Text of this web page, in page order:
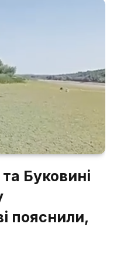
Буковині
пояснили,